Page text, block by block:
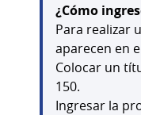
¿Cómo
Para realizar
aparecen en
Colocar un
150.
Ingresar la